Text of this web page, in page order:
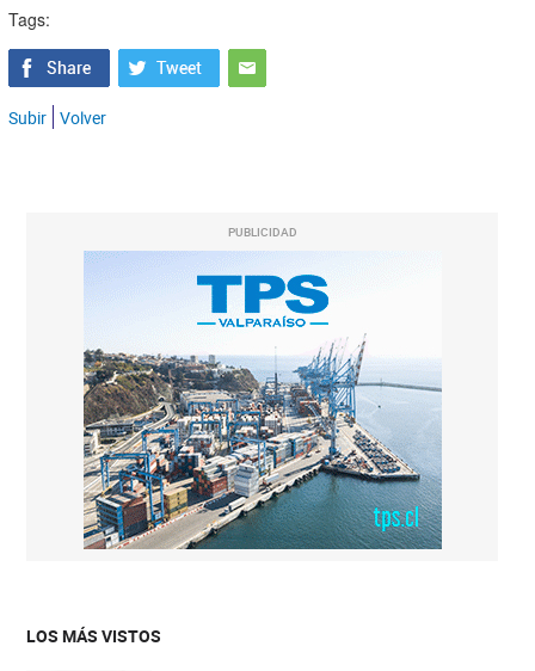
Tags:
Subir Volver
PUBLICIDAD
LOS MÁS VISTOS